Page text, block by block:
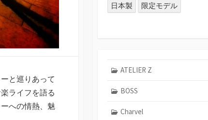
と巡りあって
ライフを語る
への情熱、魅
日本製
限定モデル
ATELIER Z
BOSS
Charvel